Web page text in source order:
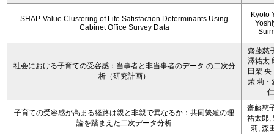
SHAP-Value Clustering of Life Satisfaction Determinants Using
Cabinet Office Survey Data
Kyoto
社会における子育ての受容感：当事者と非当事者のデータ の二次分
析（研究計画）
齋藤慈
澤祐太
田梨 央
茉 莉・
仁
子育ての受容感が高まる経路は親と非親で異なるか：共同繁殖の理
論を踏まえた二次データ分析
齋藤慈
祐太郎,
莉, 森